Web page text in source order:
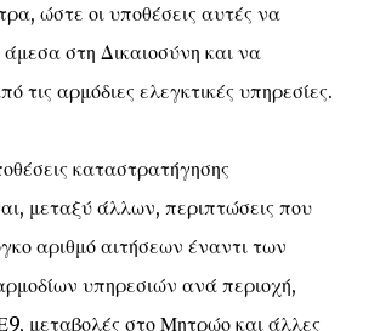
ώστε οι υποθέσεις αυτές να
στη Δικαιοσύνη και να
τις αρμόδιες ελεγκτικές υπηρεσίες.
καταστρατήγησης
μεταξύ άλλων, περιπτώσεις που
αριθμό αιτήσεων έναντι των
υπηρεσιών ανά περιοχή,
μεταβολές στο Μητρώο και άλλες